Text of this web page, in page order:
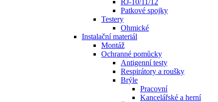
RJ-10/11/12
Patkové spojky
Testery
Ohmické
Instalační materiál
Montáž
Ochranné pomůcky
Antigenní testy
Respirátory a roušky
Brýle
Pracovní
Kancelářské a herní